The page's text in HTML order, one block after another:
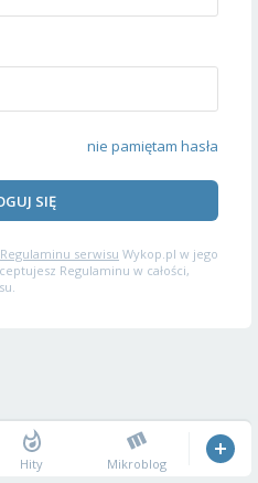
nie pamiętam hasła
SIĘ
Regulaminu serwisu Wykop.pl w jego
Regulaminu w całości,
Hity Mikroblog